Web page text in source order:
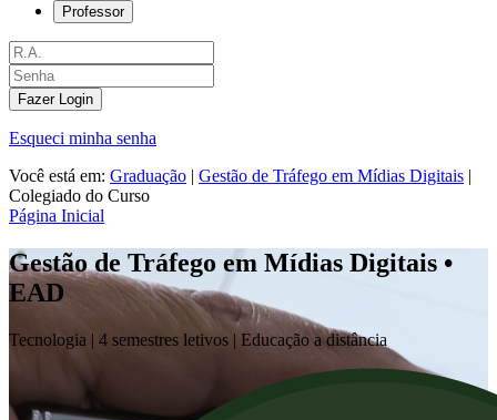
Professor
Fazer Login
Esqueci minha senha
Você está em: Graduação | Gestão de Tráfego em Mídias Digitais |
Colegiado do Curso
Página Inicial
Gestão de Tráfego em Mídias Digitais •
EAD
Tecnologia | 4 semestres letivos | Educação a distância